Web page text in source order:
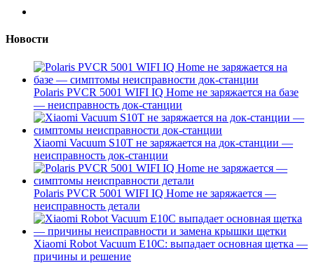
Новости
Polaris PVCR 5001 WIFI IQ Home не заряжается на базе
— неисправность док-станции
Xiaomi Vacuum S10T не заряжается на док-станции —
неисправность док-станции
Polaris PVCR 5001 WIFI IQ Home не заряжается —
неисправность детали
Xiaomi Robot Vacuum E10C: выпадает основная щетка —
причины и решение